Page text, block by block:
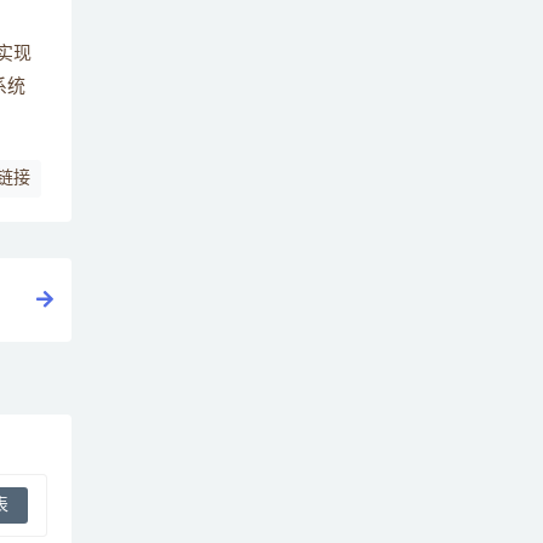
现
统
接